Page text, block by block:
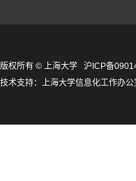
版权所有 © 上海大学 沪ICP备
技术支持： 上海大学信息化工作办